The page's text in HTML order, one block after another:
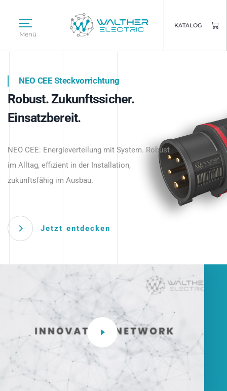
Menü
KATALOG
Intelligente Stromverteilung
beginnt hier.
NEO CEE Steckvorrichtung
Robust. Zukunftssicher.
Einsatzbereit.
NEO CEE: Energieverteilung mit System. Robust
im Alltag, effizient in der Installation,
zukunftsfähig im Ausbau.
Jetzt entdecken
Intelligenz trifft Energie.
Anwendungen – robust, IP-geschützt und
zukunftsfähig.